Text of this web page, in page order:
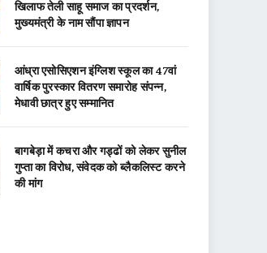
खिलाफ तेली साहू समाज का प्रदर्शन,
मुख्यमंत्री के नाम सौंपा ज्ञापन
आंध्रा एसोसिएशन इंग्लिश स्कूल का 47वां
वार्षिक पुरस्कार वितरण समारोह संपन्न,
मेधावी छात्र हुए सम्मानित
बागबेड़ा में कचरा और गड्ढों को लेकर सुनील
गुप्ता का विरोध, संवेदक को ब्लैकलिस्ट करने
की मांग